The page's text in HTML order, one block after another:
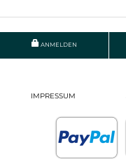
ANMELDEN
IMPRESSUM